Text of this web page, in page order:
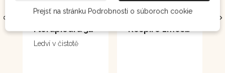
Florapiedra 50 ml
Ledví v čistotě
Respiro zmes 60 g
Prejsť na stránku Podrobnosti o súboroch cookie